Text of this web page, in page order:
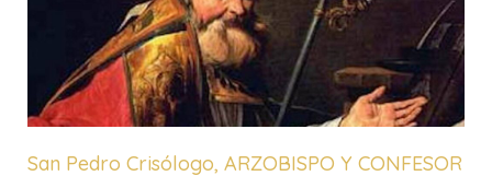
San Pedro Crisólogo, ARZOBISPO Y CONFESOR